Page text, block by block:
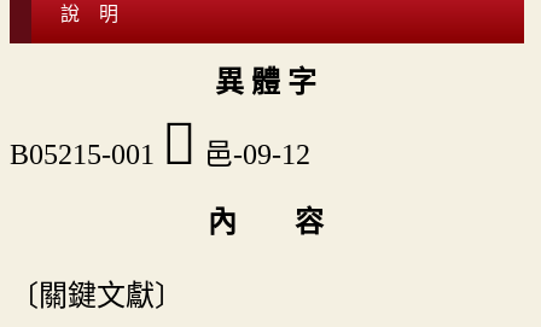
說 明
異 體 字
B05215-001 𨜥 邑-09-12
內 容
〔關鍵文獻〕